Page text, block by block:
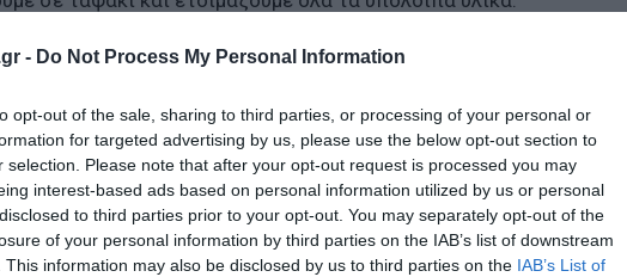
- Do Not Process My Personal Information
opt-out of the sale, sharing to third parties, or processing of your personal or
for targeted advertising by us, please use the below opt-out section to
selection. Please note that after your opt-out request is processed you may
interest-based ads based on personal information utilized by us or personal
to third parties prior to your opt-out. You may separately opt-out of the
of your personal information by third parties on the IAB’s list of downstream
This information may also be disclosed by us to third parties on the IAB’s List of
στο ταψί. Κόβουμε και την πιπεριά Φλωρίνης. Αν δεν έχετε
ψιλοκομμένη.
γιατί η διάρκεια του ψησίματος στο φούρνο δεν είναι
πιπέρι, ελαιόλαδο, θυμάρι και μπόλικο νερό, καλύτερα